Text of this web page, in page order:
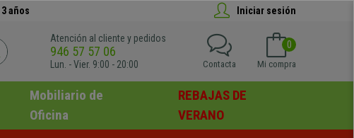
años Iniciar sesión
Atención al cliente y pedidos
946 57 57 06
Lun. - Vier. 9:00 - 20:00
0
Mi compra
Contacta
Mobiliario de
Oficina
REBAJAS DE
VERANO